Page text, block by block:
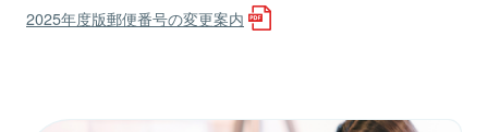
2025年度版郵便番号の変更案内